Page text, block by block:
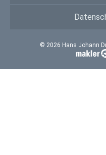
© 2026 Hans Johann